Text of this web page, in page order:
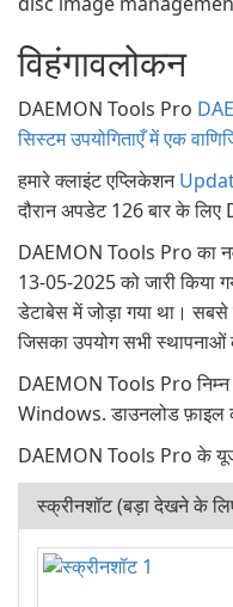
विहंगावलोकन
DAEMON Tools Pro
सिस्टम उपयोगिताएँ में एक
हमारे क्लाइंट एप्लिकेशन
दौरान अपडेट 126 बार के
DAEMON Tools Pro का
13-05-2025 को जारी किया
डेटाबेस में जोड़ा गया था।
जिसका उपयोग सभी स्थापनाओं
DAEMON Tools Pro निम्न
Windows. डाउनलोड फ़ाइल
DAEMON Tools Pro के
स्क्रीनशॉट (बड़ा देखने के